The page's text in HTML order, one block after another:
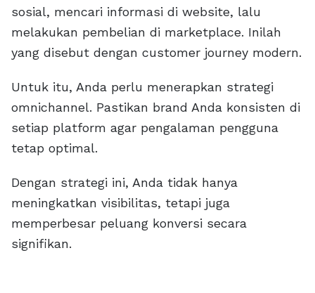
sosial, mencari informasi di website, lalu
melakukan pembelian di marketplace. Inilah
yang disebut dengan customer journey modern.
Untuk itu, Anda perlu menerapkan strategi
omnichannel. Pastikan brand Anda konsisten di
setiap platform agar pengalaman pengguna
tetap optimal.
Dengan strategi ini, Anda tidak hanya
meningkatkan visibilitas, tetapi juga
memperbesar peluang konversi secara
signifikan.